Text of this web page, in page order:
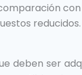
reducidos.
deben ser